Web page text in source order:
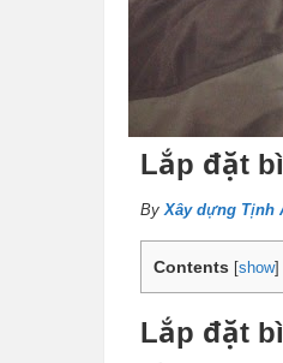
Lắp đặt
ByXây dựng Tịnh
Contents [show]
Lắp đặt